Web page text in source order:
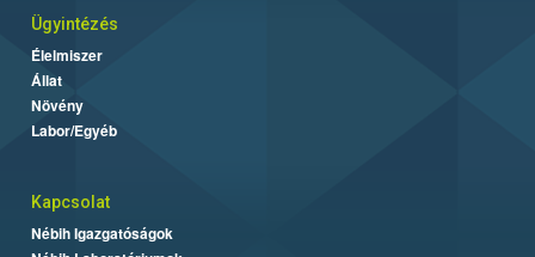
Ügyintézés
Élelmiszer
Állat
Növény
Labor/Egyéb
Kapcsolat
Nébih Igazgatóságok